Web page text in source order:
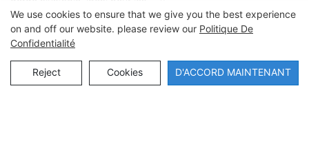
Ensemble de lingerie sexy 4
pièces XZ4188A en chaîne
métallique et similicuir,
composé d'un soutien-gorge
Culotte sexy à broderie florale
JB-H5 pour femme, sous-
We use cookies to ensure that we give you the best experience
on and off our website. please review our Politique De
Confidentialité
Reject Cookies D'ACCORD MAINTENANT